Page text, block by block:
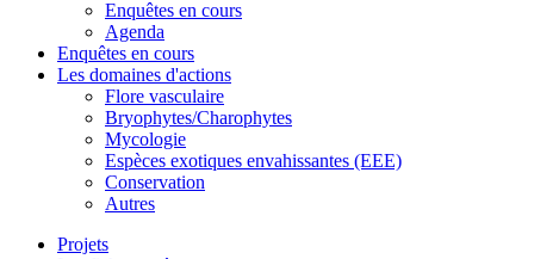
Enquêtes en cours
Agenda
Enquêtes en cours
Les domaines d'actions
Flore vasculaire
Bryophytes/Charophytes
Mycologie
Espèces exotiques envahissantes (EEE)
Conservation
Autres
Projets